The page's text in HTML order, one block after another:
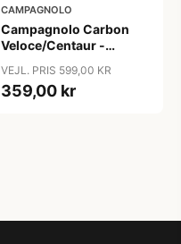
CAMPAGNOLO
Campagnolo Carbon
Veloce/Centaur -
gear - Højre side - uden
bremsegr
VEJL. PRIS 599,00 KR
359,00 kr